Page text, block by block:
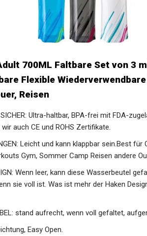
700ML Faltbare Set von 3
Flexible
Reisen
SICHER: Ultra-haltbar, BPA-frei mit FDA-
auch CE und ROHS Zertifikate.
Leicht und kann klappbar sein.Best
Gym, Sommer Camp Reisen andere
Wenn leer, kann diese Wasserbeutel
sie voll ist. Was ist mehr der Haken
stand aufrecht, wenn voll gefaltet,
Easy Open.